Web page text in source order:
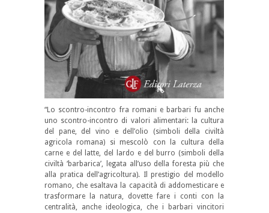
“Lo scontro-incontro fra romani e barbari fu anche
uno scontro-incontro di valori alimentari: la cultura
del pane, del vino e dell’olio (simboli della civiltà
agricola romana) si mescolò con la cultura della
carne e del latte, del lardo e del burro (simboli della
civiltà ‘barbarica’, legata all’uso della foresta più che
alla pratica dell’agricoltura). Il prestigio del modello
romano, che esaltava la capacità di addomesticare e
trasformare la natura, dovette fare i conti con la
centralità, anche ideologica, che i barbari vincitori